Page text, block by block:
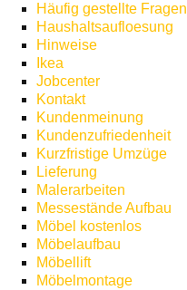
Häufig gestellte Fragen
Haushaltsaufloesung
Hinweise
Ikea
Jobcenter
Kontakt
Kundenmeinung
Kundenzufriedenheit
Kurzfristige Umzüge
Lieferung
Malerarbeiten
Messestände Aufbau
Möbel kostenlos
Möbelaufbau
Möbellift
Möbelmontage